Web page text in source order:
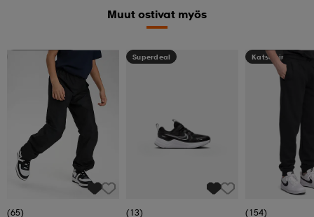
Muut ostivat myös
Kampanja -25%
(65)
Superdeal
(13)
Katso hintaa
(154)